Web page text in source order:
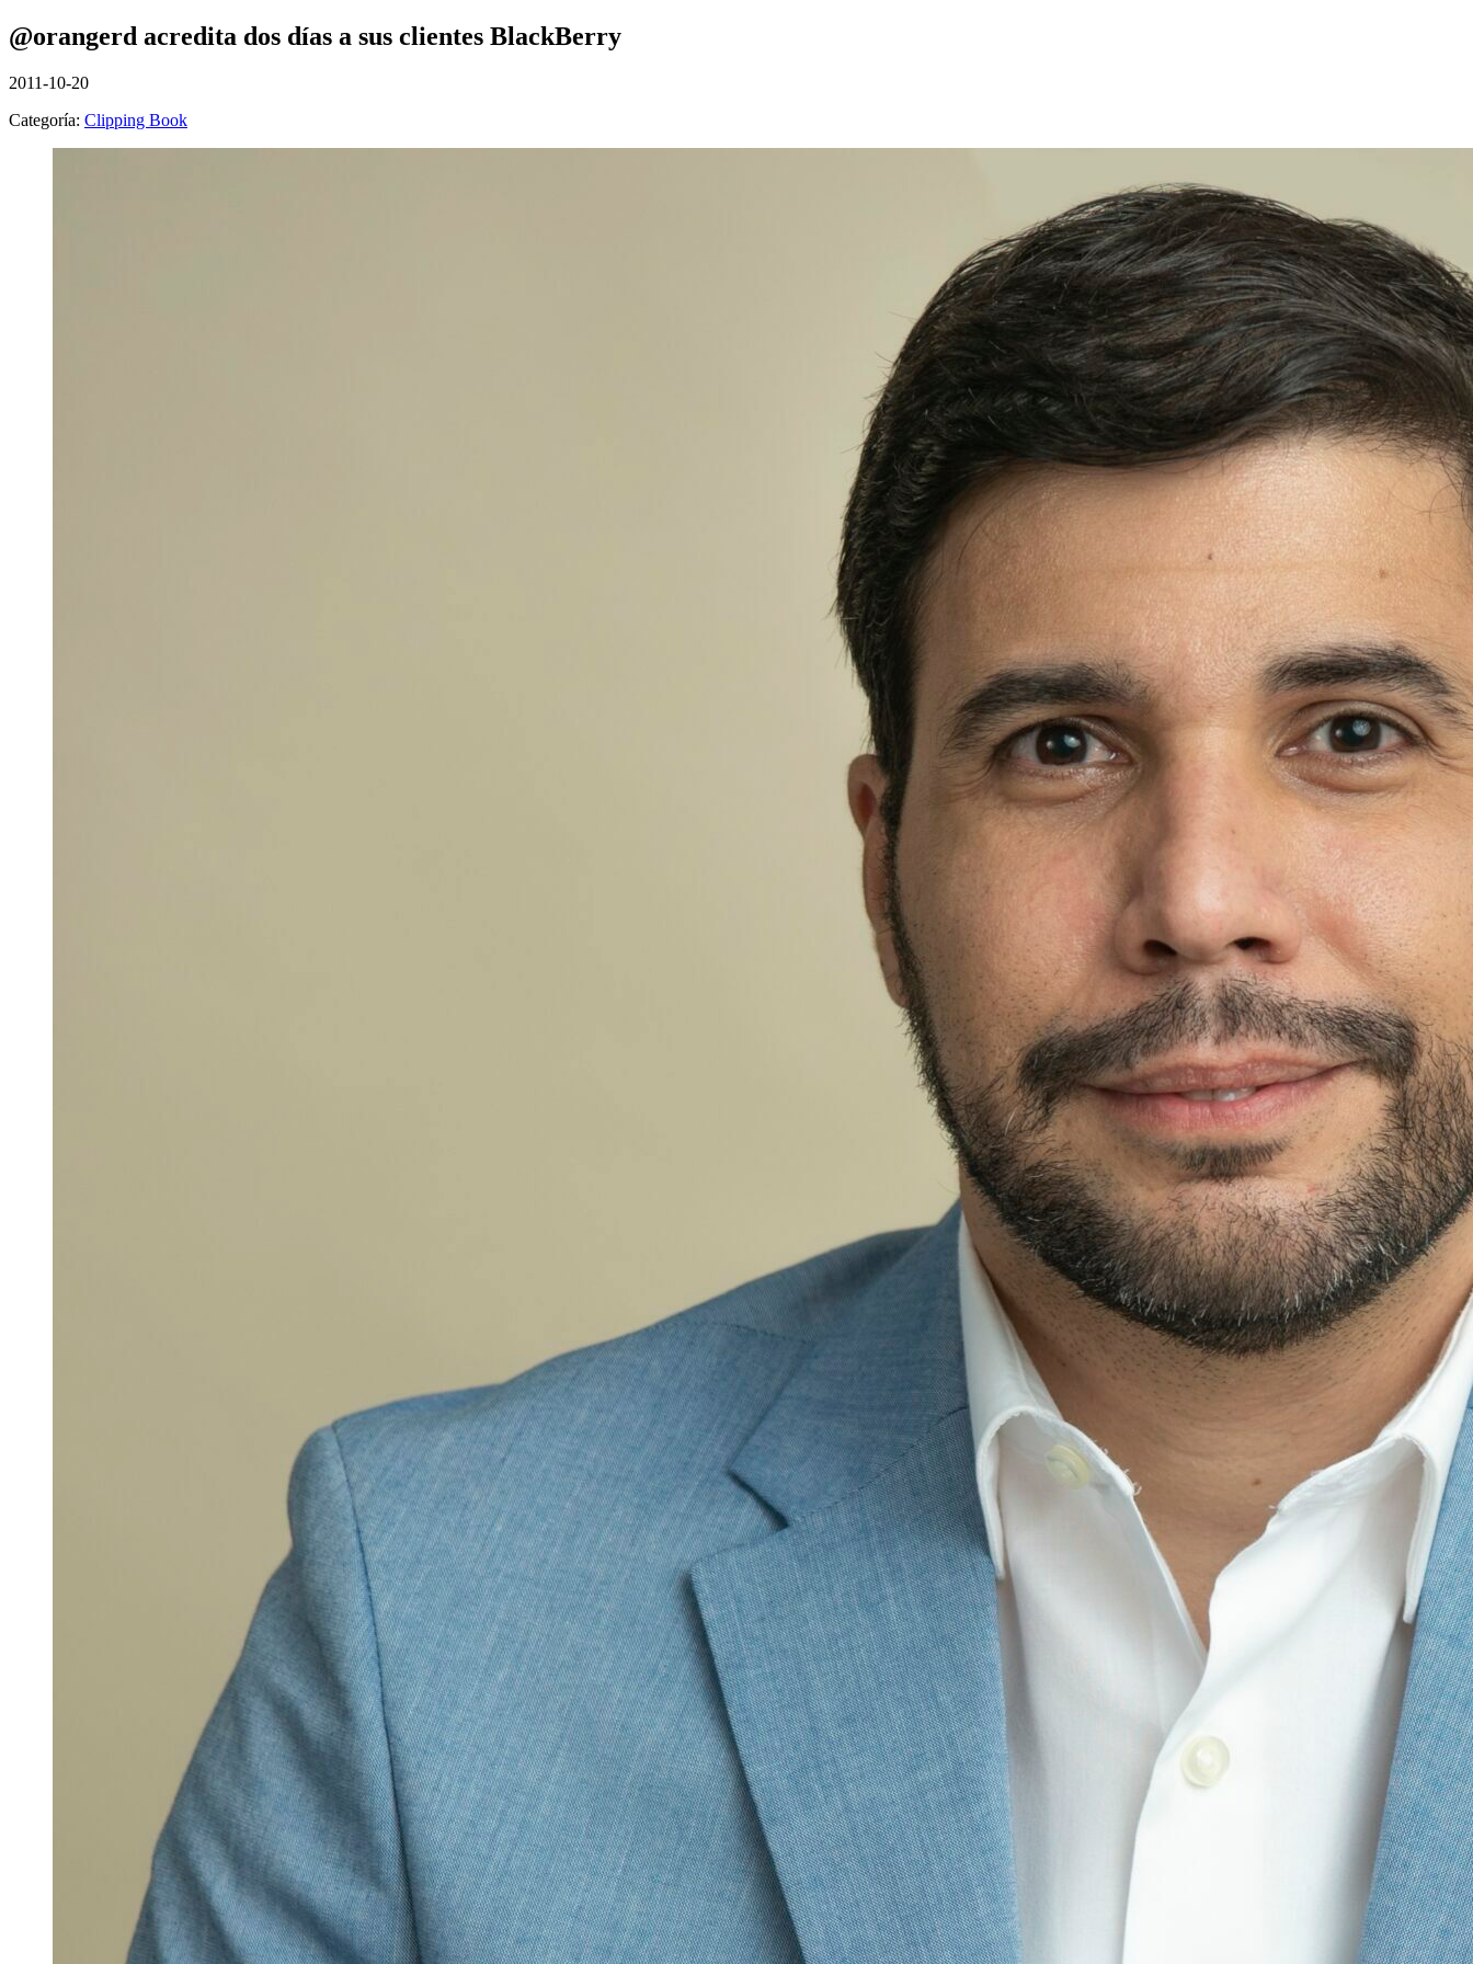
@orangerd acredita dos días a sus clientes BlackBerry
2011-10-20
Categoría: Clipping Book